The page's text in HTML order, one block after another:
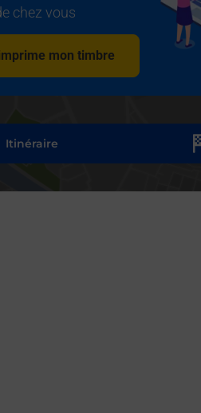
chez vous
mon timbre
Itinéraire